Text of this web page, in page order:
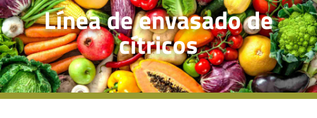
Línea de envasado de
cítricos